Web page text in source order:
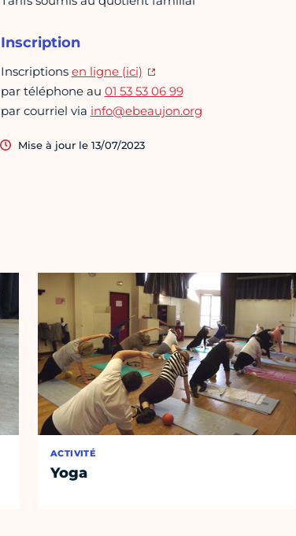
Inscription
Inscriptions en ligne (ici)
par téléphone au 01 53 53 06 99
par courriel via info@ebeaujon.org
Mise à jour le 13/07/2023
ACTIVITÉ
Yoga